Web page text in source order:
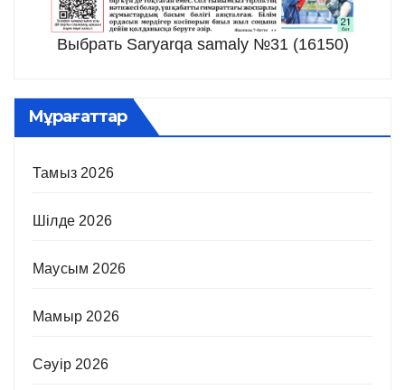
Выбрать Saryarqa samaly №31 (16150)
Мұрағаттар
Тамыз 2026
Шілде 2026
Маусым 2026
Мамыр 2026
Сәуір 2026